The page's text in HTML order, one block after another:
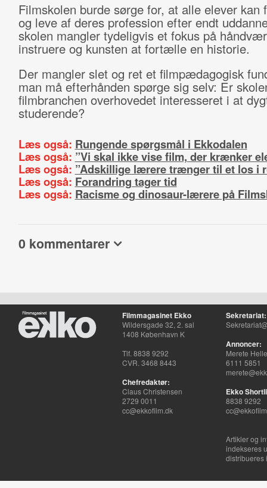
Filmskolen burde sørge for, at alle elever kan
og leve af deres profession efter endt
skolen mangler tydeligvis et fokus på
instruere og kunsten at fortælle en historie.
Der mangler slet og ret et filmpædagogisk
man må efterhånden spørge sig selv: Er
filmbranchen overhovedet interesseret i at
studerende?
Læs også: Rungende spørgsmål i Ekkodalen
Læs også: ”Vi skal ikke vise film, der krænker
Læs også: ”Adskillige lærere trænger til et los i
Læs også: Forandring tager tid
Læs også: Racisme og dinosaur-lærere på
0 kommentarer
Filmmagasinet Ekko
Wildersgade 32, 2. sal
1408 København K
Tlf. 8838 9292
CVR. 3468 8443
Chefredaktør:
Claus Christensen
2729 0011
cc@ekkofilm.dk
Sekretariat:
Annoncer:
Merete
6111 5851
Ekko
8838 9292
Artikler og
indekseres
distribueres